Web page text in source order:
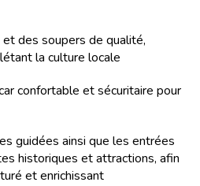
des soupers de qualité,
la culture locale
confortable et sécuritaire pour
guidées ainsi que les entrées
historiques et attractions, afin
et enrichissant